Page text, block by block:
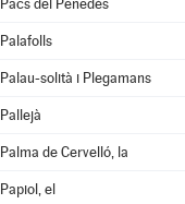
Pacs del Penedès
Palafolls
Palau-solità i Plegamans
Pallejà
Palma de Cervelló, la
Papiol, el